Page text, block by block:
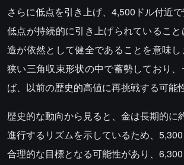
さらに低点を引き上げ、4,500ドル付近で
低点が持続的に引き上げられているこ
造が依然として健全であることを意味
狭い三角収束形状の中で蓄勢しており
ば、以前の歴史的高値に再挑戦する可能
歴史的な動向から見ると、金は長期的に
進行するリズムを示しているため、
合理的な目標となる可能性があり、